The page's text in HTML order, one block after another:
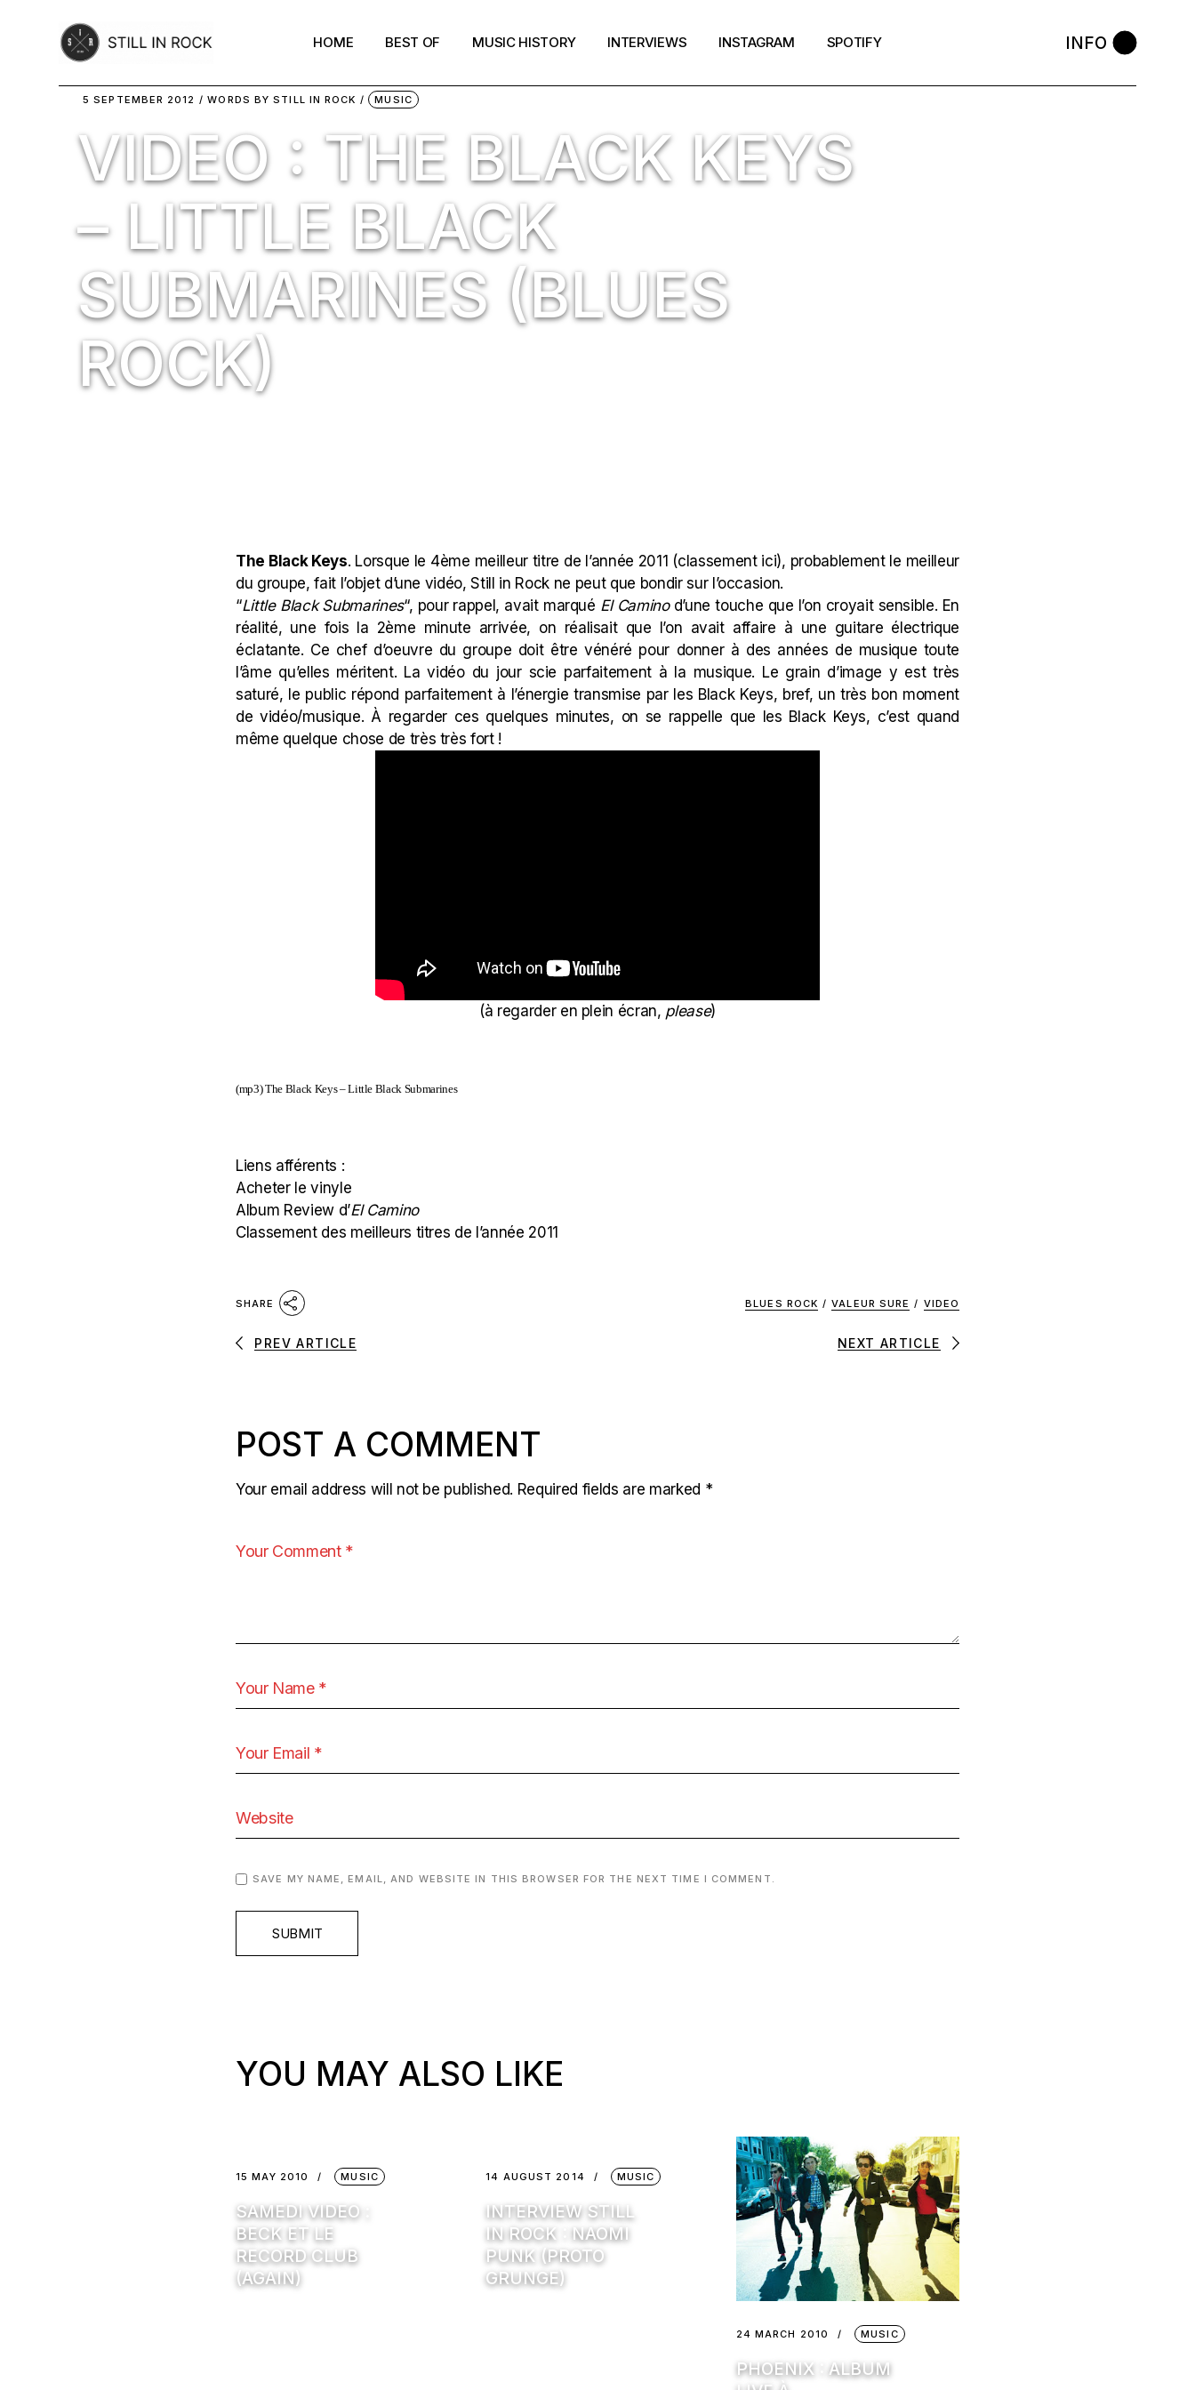
HOME BEST OF MUSIC HISTORY INTERVIEWS INSTAGRAM SPOTIFY INFO
5 SEPTEMBER 2012 WORDS BYSTILL IN ROCK MUSIC
VIDEO : THE BLACK KEYS
– LITTLE BLACK
SUBMARINES (BLUES
ROCK)
The Black Keys. Lorsque le 4ème meilleur titre de l’année 2011 (classement ici), probablement le meilleur
du groupe, fait l’objet d’une vidéo, Still in Rock ne peut que bondir sur l’occasion.
“Little Black Submarines“, pour rappel, avait marqué El Caminod’une touche que l’on croyait sensible. En
réalité, une fois la 2ème minute arrivée, on réalisait que l’on avait affaire à une guitare électrique
éclatante. Ce chef d’oeuvre du groupe doit être vénéré pour donner à des années de musique toute
l’âme qu’elles méritent. La vidéo du jour scie parfaitement à la musique. Le grain d’image y est très
saturé, le public répond parfaitement à l’énergie transmise par les Black Keys, bref, un très bon moment
de vidéo/musique. À regarder ces quelques minutes, on se rappelle que les Black Keys, c’est quand
même quelque chose de très très fort !
(à regarder en plein écran, please)
(mp3)The Black Keys – Little Black Submarines
Liens afférents :
Acheter le vinyle
Album Review d’El Camino
Classement des meilleurs titres de l’année 2011
SHARE BLUES ROCK / VALEUR SURE / VIDEO
PREV ARTICLE NEXT ARTICLE
POST A COMMENT
Your email address will not be published. Required fields are marked *
SAVE MY NAME, EMAIL, AND WEBSITE IN THIS BROWSER FOR THE NEXT TIME I COMMENT.
SUBMIT
YOU MAY ALSO LIKE
15 MAY 2010 MUSIC
SAMEDI VIDEO :
BECK ET LE
RECORD CLUB
(AGAIN)
14 AUGUST 2014 MUSIC
INTERVIEW STILL
IN ROCK : NAOMI
PUNK (PROTO
GRUNGE)
24 MARCH 2010 MUSIC
PHOENIX : ALBUM